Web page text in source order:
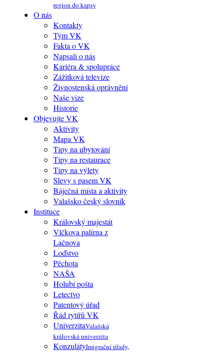
region do kapsy
O nás
Kontakty
Tým VK
Fakta o VK
Napsali o nás
Kariéra & spolupráce
Zážitková televize
Živnostenská oprávnění
Naše vize
Historie
Objevujte VK
Aktivity
Mapa VK
Tipy na ubytování
Tipy na restaurace
Tipy na výlety
Slevy s pasem VK
Báječná místa a aktivity
Valašsko český slovník
Instituce
Královský majestát
Vlčkova palírna z
Lačnova
Loďstvo
Pěchota
NAŠA
Holubí pošta
Letectvo
Patentový úřad
Řád rytířů VK
UniverzitaValašská
královská univerzita
KonzulátyImigrační úřady,